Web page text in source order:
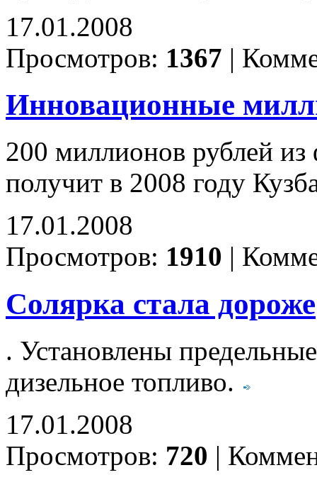
17.01.2008
Просмотров: 1367 |
Инновационные
200 миллионов рублей из
получит в 2008 году
17.01.2008
Просмотров: 1910 |
Солярка стала дороже
. Установлены
дизельное топливо.
17.01.2008
Просмотров: 720 |